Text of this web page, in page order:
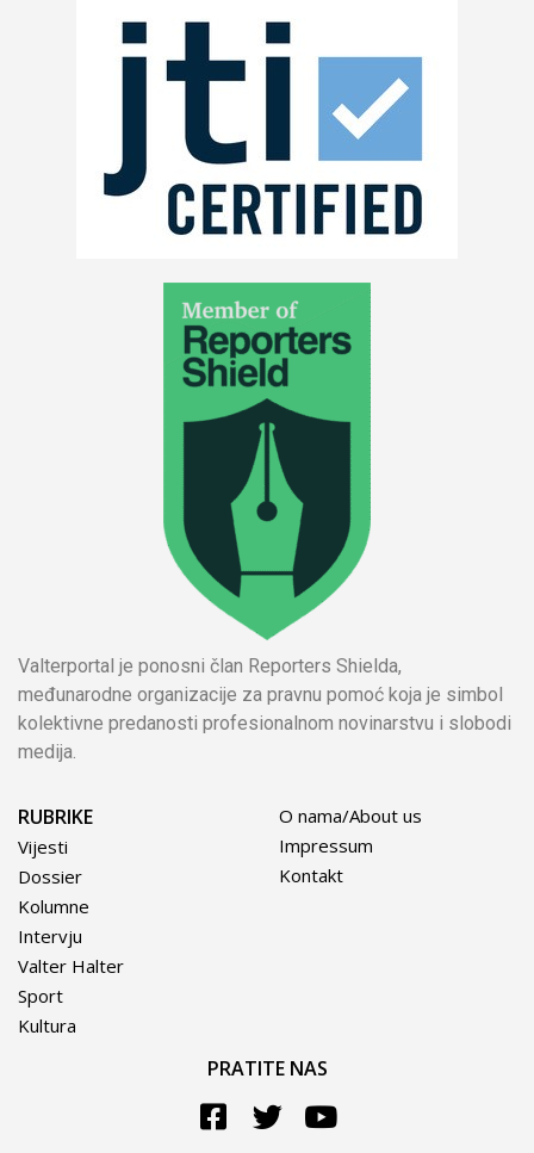
Valterportal je ponosni član Reporters Shielda,
međunarodne organizacije za pravnu pomoć koja je simbol
kolektivne predanosti profesionalnom novinarstvu i slobodi
medija.
RUBRIKE
Vijesti
Dossier
Kolumne
Intervju
Valter Halter
Sport
Kultura
O nama/About us
Impressum
Kontakt
PRATITE NAS